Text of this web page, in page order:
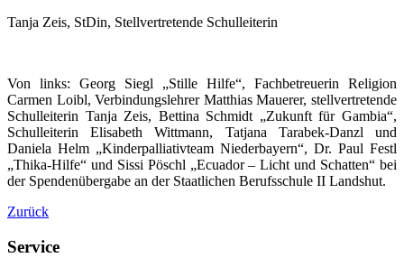
Tanja Zeis, StDin, Stellvertretende Schulleiterin
Von links: Georg Siegl „Stille Hilfe“, Fachbetreuerin Religion
Carmen Loibl, Verbindungslehrer Matthias Mauerer, stellvertretende
Schulleiterin Tanja Zeis, Bettina Schmidt „Zukunft für Gambia“,
Schulleiterin Elisabeth Wittmann, Tatjana Tarabek-Danzl und
Daniela Helm „Kinderpalliativteam Niederbayern“, Dr. Paul Festl
„Thika-Hilfe“ und Sissi Pöschl „Ecuador – Licht und Schatten“ bei
der Spendenübergabe an der Staatlichen Berufsschule II Landshut.
Zurück
Service